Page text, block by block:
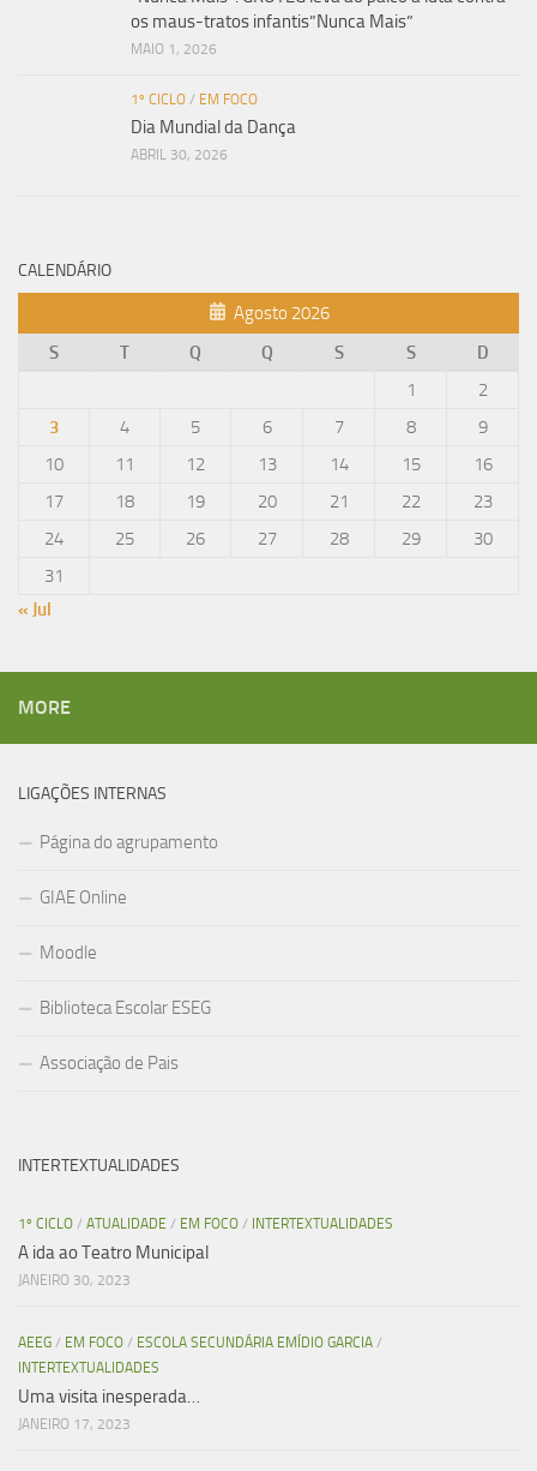
os maus-tratos infantis”Nunca Mais”
MAIO 1, 2026
1º CICLO / EM FOCO
Dia Mundial da Dança
ABRIL 30, 2026
CALENDÁRIO
Agosto 2026
S
T Q Q S S
D
1
2
3
4 5 6 7 8
9
10
11 12 13 14 15
16
17
18 19 20 21 22
23
24
25 26 27 28 29
30
31
« Jul
MORE
LIGAÇÕES INTERNAS
Página do agrupamento
GIAE Online
Moodle
Biblioteca Escolar ESEG
Associação de Pais
INTERTEXTUALIDADES
1º CICLO / ATUALIDADE / EM FOCO / INTERTEXTUALIDADES
A ida ao Teatro Municipal
JANEIRO 30, 2023
AEEG / EM FOCO / ESCOLA SECUNDÁRIA EMÍDIO GARCIA /
INTERTEXTUALIDADES
Uma visita inesperada…
JANEIRO 17, 2023